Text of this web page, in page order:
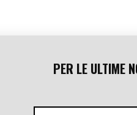
PER LE ULTIME